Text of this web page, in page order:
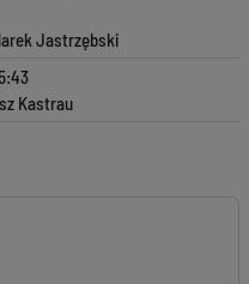
Jastrzębski
Kastrau